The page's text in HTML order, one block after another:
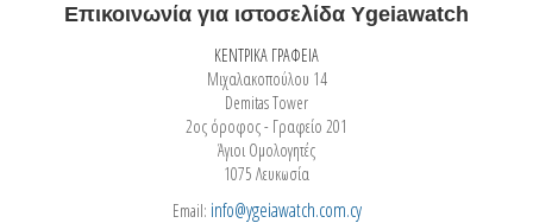
Επικοινωνία για ιστοσελίδα Ygeiawatch
ΚΕΝΤΡΙΚΑ ΓΡΑΦΕΙΑ
Μιχαλακοπούλου 14
Demitas Tower
2ος όροφος - Γραφείο 201
Άγιοι Ομολογητές
1075 Λευκωσία
Email: info@ygeiawatch.com.cy